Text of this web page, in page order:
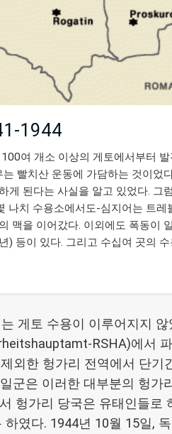
1944
도)
여 개소 이상의 게토에서부터 발
빨치산 운동에 가담하는 것이었
게 된다는 사실을 알고 있었다. 그
나치 수용소에서도-심지어는 트레
맥을 이어갔다. 이외에도 폭동이
등이 있다. 그리고 수십여 곳의
게토 수용이 이루어지지 않
RSHA)에서
외한 헝가리 전역에서 단기
군은 이러한 대부분의 헝가
헝가리 당국은 유태인들로
였다. 1944년 10월 15일,